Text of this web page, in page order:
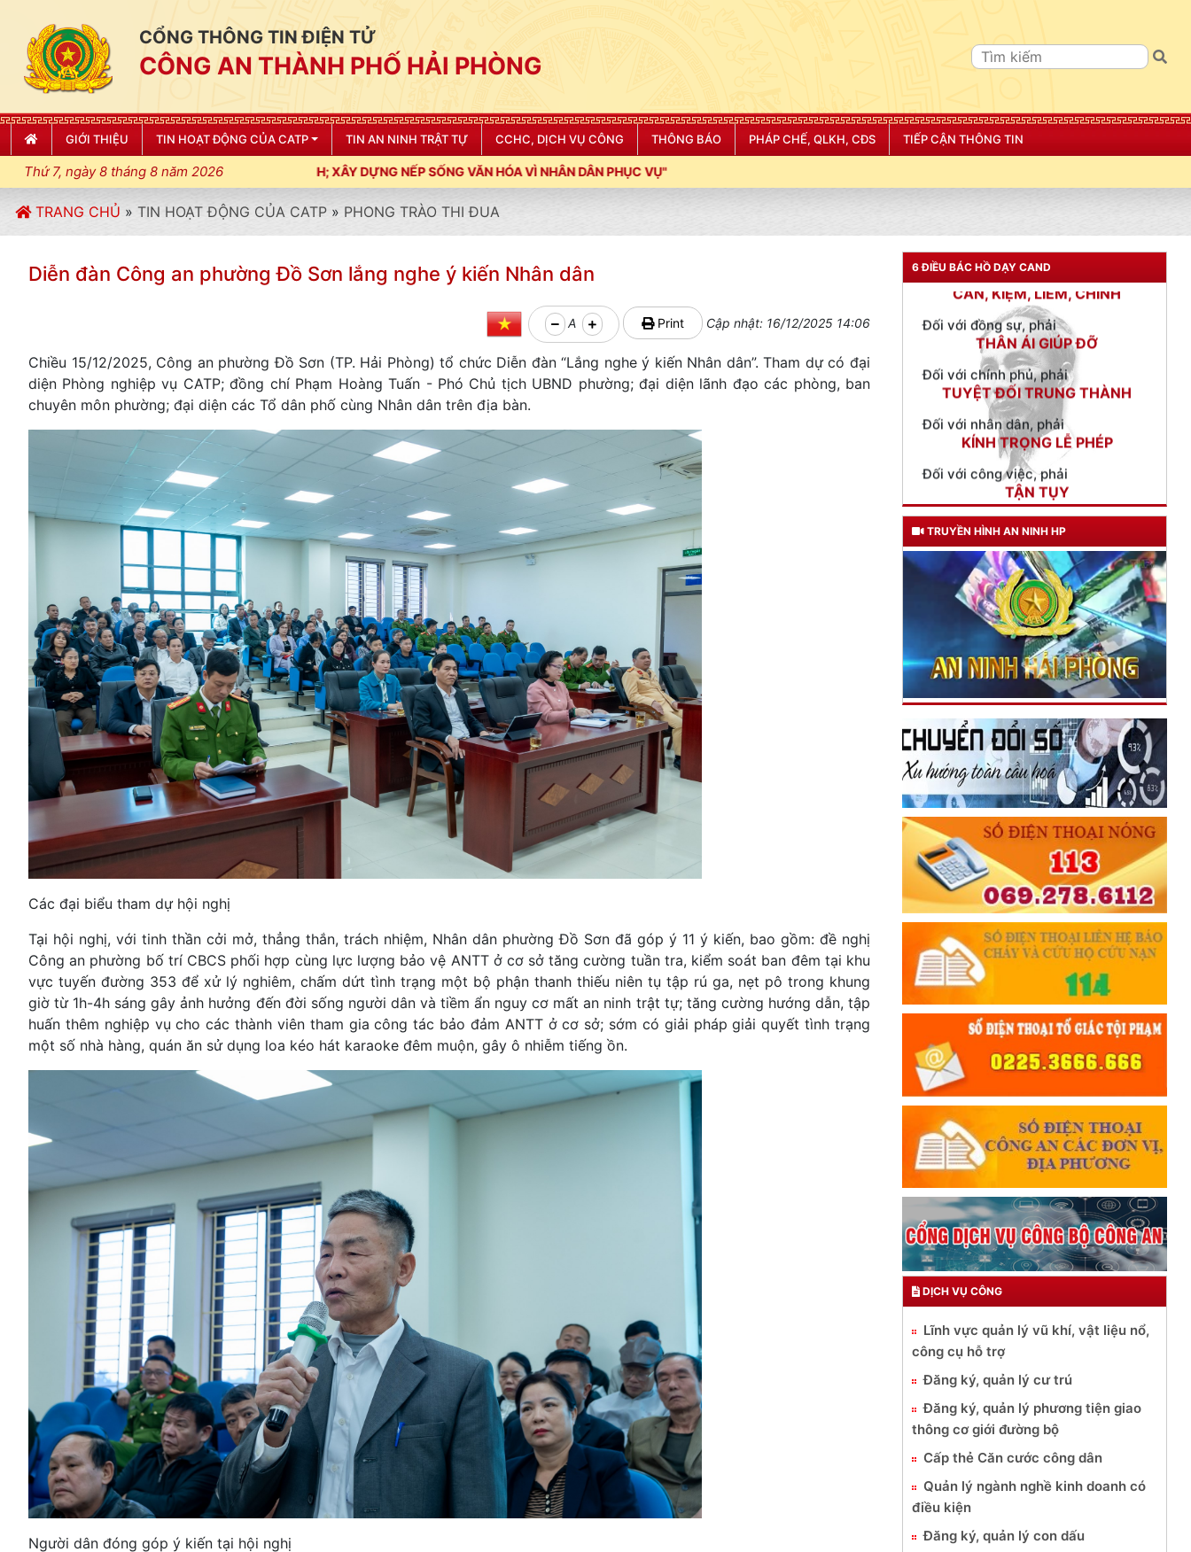
CỔNG THÔNG TIN ĐIỆN TỬ
CÔNG AN THÀNH PHỐ HẢI PHÒNG
GIỚI THIỆU TIN HOẠT ĐỘNG CỦA CATP TIN AN NINH TRẬT TỰ CCHC, DỊCH VỤ CÔNG THÔNG BÁO PHÁP CHẾ, QLKH, CĐS TIẾP CẬN THÔNG TIN
Thứ 7, ngày 8 tháng 8 năm 2026
ĐIỀU LỆNH; XÂY DỰNG NẾP SỐNG VĂN HÓA VÌ NHÂN DÂN PHỤC VỤ"
TRANG CHỦ » TIN HOẠT ĐỘNG CỦA CATP » PHONG TRÀO THI ĐUA
Diễn đàn Công an phường Đồ Sơn lắng nghe ý kiến Nhân dân
A Print Cập nhật: 16/12/2025 14:06
Chiều 15/12/2025, Công an phường Đồ Sơn (TP. Hải Phòng) tổ chức Diễn đàn “Lắng nghe ý kiến Nhân dân”. Tham dự có đại
diện Phòng nghiệp vụ CATP; đồng chí Phạm Hoàng Tuấn - Phó Chủ tịch UBND phường; đại diện lãnh đạo các phòng, ban
chuyên môn phường; đại diện các Tổ dân phố cùng Nhân dân trên địa bàn.
Các đại biểu tham dự hội nghị
Tại hội nghị, với tinh thần cởi mở, thẳng thắn, trách nhiệm, Nhân dân phường Đồ Sơn đã góp ý 11 ý kiến, bao gồm: đề nghị
Công an phường bố trí CBCS phối hợp cùng lực lượng bảo vệ ANTT ở cơ sở tăng cường tuần tra, kiểm soát ban đêm tại khu
vực tuyến đường 353 để xử lý nghiêm, chấm dứt tình trạng một bộ phận thanh thiếu niên tụ tập rú ga, nẹt pô trong khung
giờ từ 1h-4h sáng gây ảnh hưởng đến đời sống người dân và tiềm ẩn nguy cơ mất an ninh trật tự; tăng cường hướng dẫn, tập
huấn thêm nghiệp vụ cho các thành viên tham gia công tác bảo đảm ANTT ở cơ sở; sớm có giải pháp giải quyết tình trạng
một số nhà hàng, quán ăn sử dụng loa kéo hát karaoke đêm muộn, gây ô nhiễm tiếng ồn.
Người dân đóng góp ý kiến tại hội nghị
6 ĐIỀU BÁC HỒ DẠY CAND
TƯ CÁCH
NGƯỜI CÔNG AN CÁCH MỆNH LÀ:
Đối với tự mình, phải
Đối với đồng sự, phải
THÂN ÁI GIÚP ĐỠ
Đối với chính phủ, phải
TUYỆT ĐỐI TRUNG THÀNH
Đối với nhân dân, phải
KÍNH TRỌNG LỄ PHÉP
Đối với công việc, phải
TẬN TỤY
Đối với địch, phải
CƯƠNG QUYẾT, KHÔN KHÉO
Trích thư Chủ tịch Hồ Chí Minh
gửi Công an Khu XII,
ngày 11 tháng 3 năm 1948.
TRUYỀN HÌNH AN NINH HP
DỊCH VỤ CÔNG
Lĩnh vực quản lý vũ khí, vật liệu nổ,
công cụ hỗ trợ
Đăng ký, quản lý cư trú
Đăng ký, quản lý phương tiện giao
thông cơ giới đường bộ
Cấp thẻ Căn cước công dân
Quản lý ngành nghề kinh doanh có
điều kiện
Đăng ký, quản lý con dấu